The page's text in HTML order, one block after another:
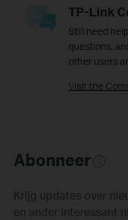
TP-Link
Still need
questions,
other users
Visit the
Abonneer
Krijg updates over
en ander interessant